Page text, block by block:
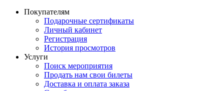
Покупателям
Подарочные сертификаты
Личный кабинет
Регистрация
История просмотров
Услуги
Поиск мероприятия
Продать нам свои билеты
Доставка и оплата заказа